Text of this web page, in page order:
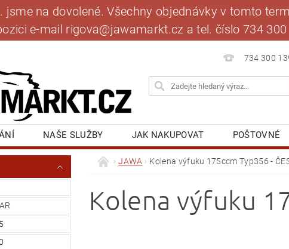
jsme na dovolené. Všechny objednávky v tomto
e-mail rigova@jawamarkt.cz a tel. číslo 734
734 300
NAŠE SLUŽBY JAK NAKUPOVAT POŠTOVNÉ
NAPIŠTE NÁM BLOG MOJE OBJEDNÁVKA
JAWA Kolena výfuku 175ccm Typ356 -
Kolena výfuku